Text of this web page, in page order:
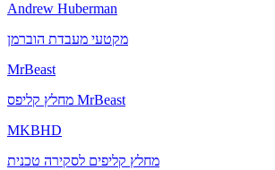
Andrew Huberman
מקטעי מעבדת הוברמן
MrBeast
מחלץ קליפס MrBeast
MKBHD
מחלץ קליפים לסקירה טכנית